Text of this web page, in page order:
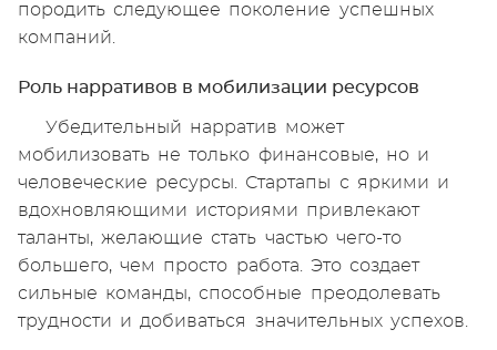
породить следующее поколение успешных
компаний.
Роль нарративов в мобилизации ресурсов
Убедительный нарратив может
мобилизовать не только финансовые, но и
человеческие ресурсы. Стартапы с яркими и
вдохновляющими историями привлекают
таланты, желающие стать частью чего-то
большего, чем просто работа. Это создает
сильные команды, способные преодолевать
трудности и добиваться значительных успехов.